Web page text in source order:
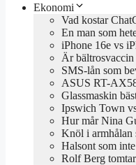
Ekonomi
Vad kostar
En man som
iPhone 16e vs
Är
SMS-lån som
ASUS RT-
Glassmaskin
Ipswich Town
Hur mår Nina
Knöl i armhålan
Halsont som
Rolf Berg